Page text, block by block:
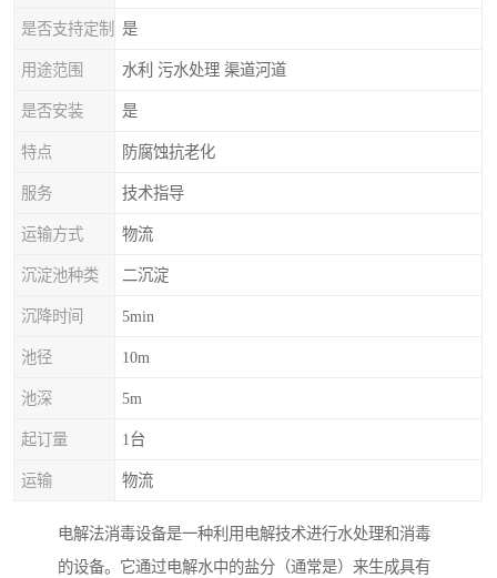
是否支持定制 是
用途范围 水利 污水处理 渠道河道
是否安装 是
特点 防腐蚀抗老化
服务 技术指导
运输方式 物流
沉淀池种类 二沉淀
沉降时间 5min
池径 10m
池深 5m
起订量 1台
运输 物流
电解法消毒设备是一种利用电解技术进行水处理和消毒
的设备。它通过电解水中的盐分（通常是）来生成具有